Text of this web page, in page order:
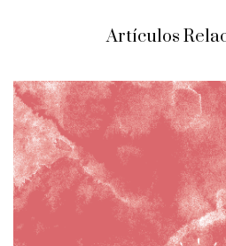
Artículos